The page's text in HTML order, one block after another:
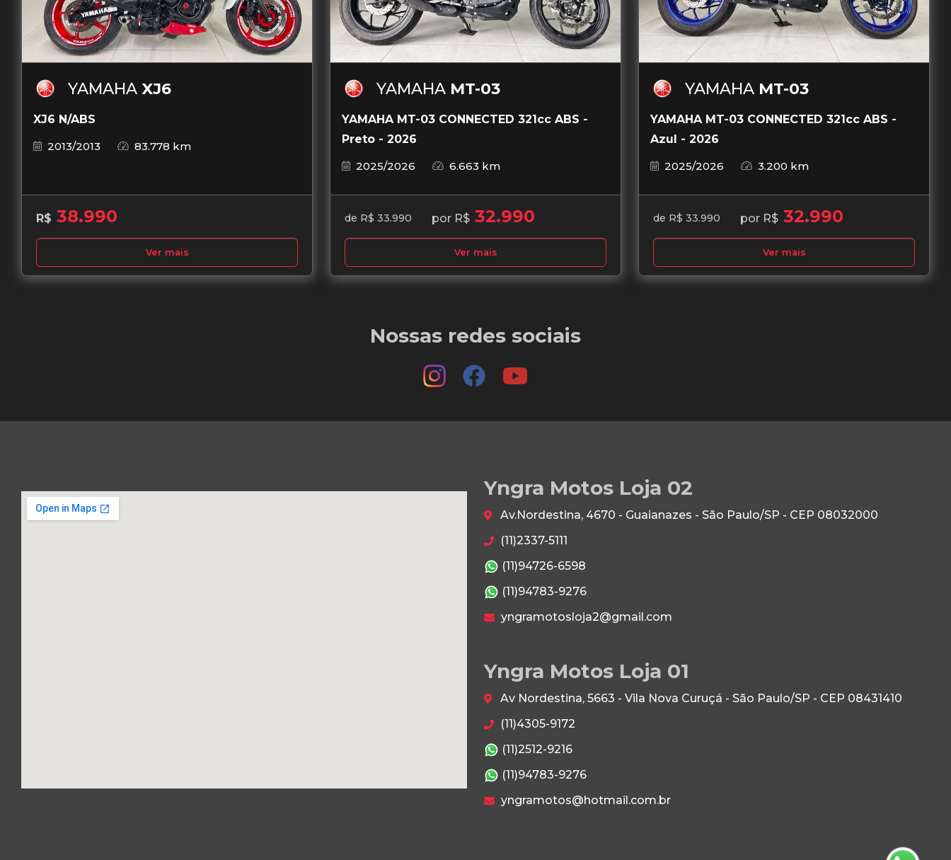
YAMAHA XJ6
XJ6 N/ABS
2013/2013
83.778 km
R$ 38.990
Ver mais
YAMAHA MT-03
YAMAHA MT-03 CONNECTED 321cc ABS -
Preto - 2026
2025/2026
6.663 km
de R$ 33.990 por R$ 32.990
Ver mais
YAMAHA MT-03
YAMAHA MT-03 CONNECTED 321cc ABS -
Azul - 2026
2025/2026
3.200 km
de R$ 33.990 por R$ 32.990
Ver mais
Nossas redes sociais
Yngra Motos Loja 02
Av.Nordestina, 4670 - Guaianazes - São Paulo/SP - CEP 08032000
(11)2337-5111
(11)94726-6598
(11)94783-9276
yngramotosloja2@gmail.com
Yngra Motos Loja 01
Av Nordestina, 5663 - Vila Nova Curuçá - São Paulo/SP - CEP 08431410
(11)4305-9172
(11)2512-9216
(11)94783-9276
yngramotos@hotmail.com.br